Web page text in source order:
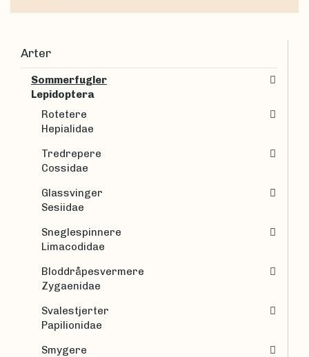
Arter
Sommerfugler
Lepidoptera
Rotetere
Hepialidae
Tredrepere
Cossidae
Glassvinger
Sesiidae
Sneglespinnere
Limacodidae
Bloddråpesvermere
Zygaenidae
Svalestjerter
Papilionidae
Smygere